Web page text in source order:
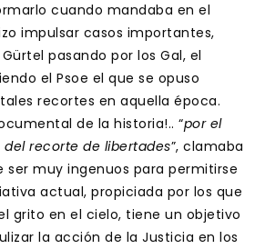
cuando mandaba en el
impulsar casos importantes,
pasando por los Gal, el
el Psoe el que se opuso
recortes en aquella época.
de la historia!.. “por el
recorte de libertades”, clamaba
ser muy ingenuos para permitirse
actual, propiciada por los que
grito en el cielo, tiene un objetivo
la acción de la Justicia en los